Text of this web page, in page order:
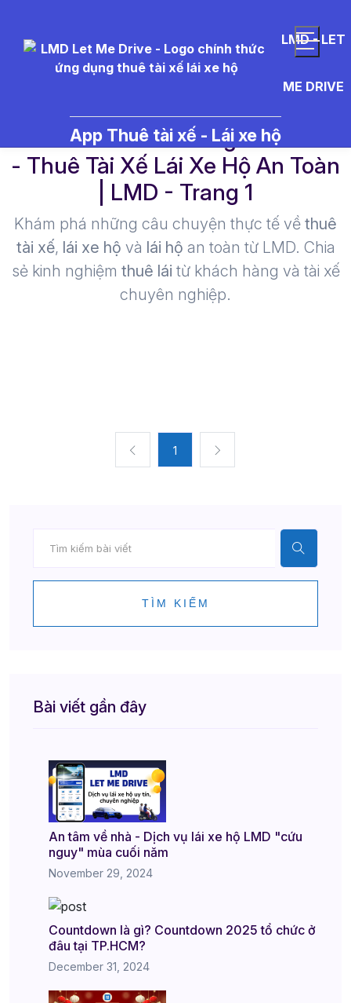
LMD - LET
ME DRIVE
App Thuê tài xế - Lái xe hộ
- Thuê Tài Xế Lái Xe Hộ An Toàn
| LMD - Trang 1​
Khám phá những câu chuyện thực tế về thuê
tài xế, lái xe hộ và lái hộ an toàn từ LMD. Chia
sẻ kinh nghiệm thuê lái từ khách hàng và tài xế
chuyên nghiệp.
1
TÌM KIẾM
Bài viết gần đây
An tâm về nhà - Dịch vụ lái xe hộ LMD "cứu
nguy" mùa cuối năm
November 29, 2024
Countdown là gì? Countdown 2025 tổ chức ở
đâu tại TP.HCM?
December 31, 2024